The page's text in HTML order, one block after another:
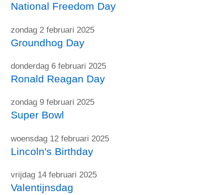
National Freedom Day
zondag 2 februari 2025
Groundhog Day
donderdag 6 februari 2025
Ronald Reagan Day
zondag 9 februari 2025
Super Bowl
woensdag 12 februari 2025
Lincoln's Birthday
vrijdag 14 februari 2025
Valentijnsdag